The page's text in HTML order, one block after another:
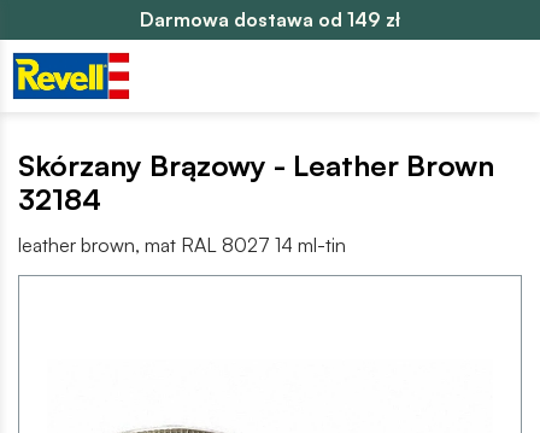
Darmowa dostawa od 149 zł
Skórzany Brązowy - Leather Brown
32184
leather brown, mat RAL 8027 14 ml-tin